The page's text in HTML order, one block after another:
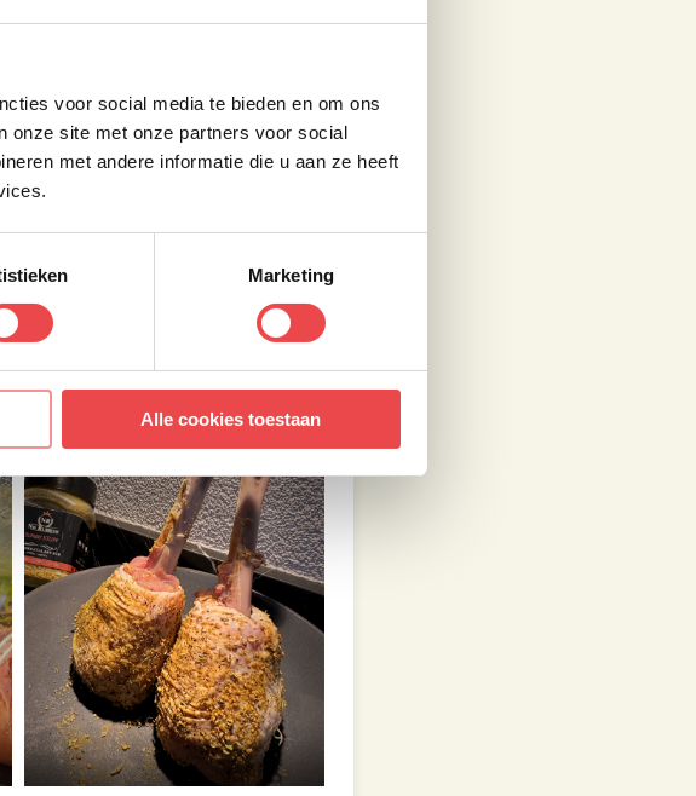
voor social media te bieden en om ons
onze site met onze partners voor social
met andere informatie die u aan ze heeft
Marketing
Alle cookies toestaan
bak. Giet hier de pekel
staan. Laat de kalkoen lolly’s
en dep je deze droog met een